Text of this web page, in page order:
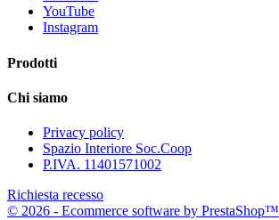
YouTube
Instagram
Prodotti
Chi siamo
Privacy policy
Spazio Interiore Soc.Coop
P.IVA. 11401571002
Richiesta recesso
© 2026 - Ecommerce software by PrestaShop™